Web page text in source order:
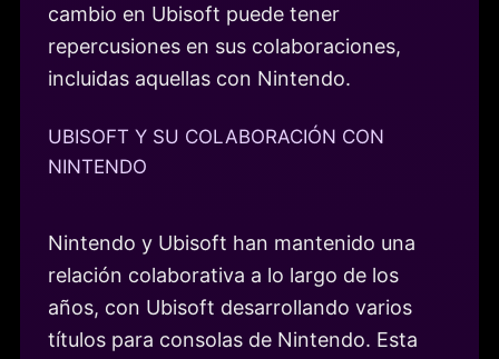
cambio en Ubisoft puede tener
repercusiones en sus colaboraciones,
incluidas aquellas con Nintendo.
UBISOFT Y SU COLABORACIÓN CON
NINTENDO
Nintendo y Ubisoft han mantenido una
relación colaborativa a lo largo de los
años, con Ubisoft desarrollando varios
títulos para consolas de Nintendo. Esta